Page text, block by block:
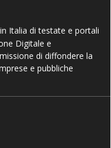
Italia di testate e portali
Digitale e
di diffondere la
e pubbliche